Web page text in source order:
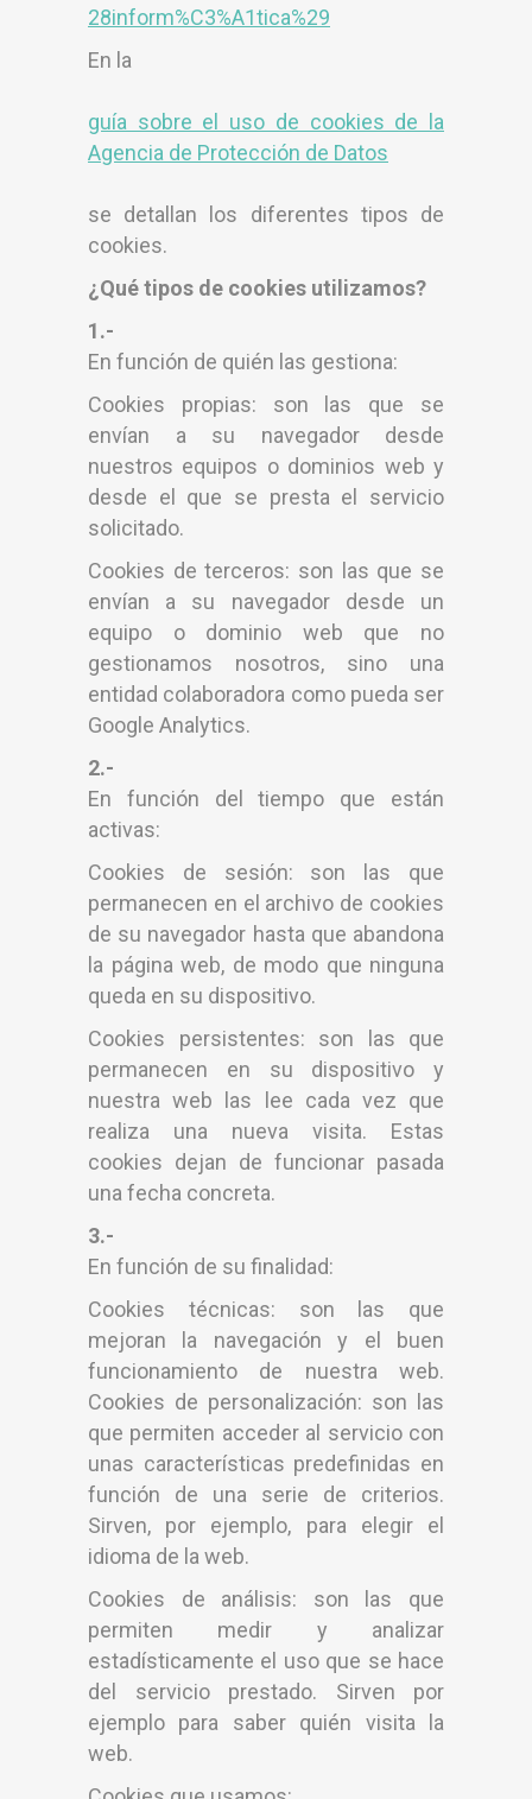
28inform%C3%A1tica%29
En la
guía sobre el uso de cookies de la
Agencia de Protección de Datos
se detallan los diferentes tipos de
cookies.
¿Qué tipos de cookies utilizamos?
1.-
En función de quién las gestiona:
Cookies propias: son las que se
envían a su navegador desde
nuestros equipos o dominios web y
desde el que se presta el servicio
solicitado.
Cookies de terceros: son las que se
envían a su navegador desde un
equipo o dominio web que no
gestionamos nosotros, sino una
entidad colaboradora como pueda ser
Google Analytics.
2.-
En función del tiempo que están
activas:
Cookies de sesión: son las que
permanecen en el archivo de cookies
de su navegador hasta que abandona
la página web, de modo que ninguna
queda en su dispositivo.
Cookies persistentes: son las que
permanecen en su dispositivo y
nuestra web las lee cada vez que
realiza una nueva visita. Estas
cookies dejan de funcionar pasada
una fecha concreta.
3.-
En función de su finalidad:
Cookies técnicas: son las que
mejoran la navegación y el buen
funcionamiento de nuestra web.
Cookies de personalización: son las
que permiten acceder al servicio con
unas características predefinidas en
función de una serie de criterios.
Sirven, por ejemplo, para elegir el
idioma de la web.
Cookies de análisis: son las que
permiten medir y analizar
estadísticamente el uso que se hace
del servicio prestado. Sirven por
ejemplo para saber quién visita la
web.